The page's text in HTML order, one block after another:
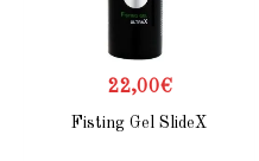
22,00€
Fisting Gel SlideX